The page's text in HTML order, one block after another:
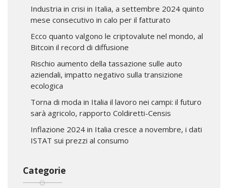
Industria in crisi in Italia, a settembre 2024 quinto
mese consecutivo in calo per il fatturato
Ecco quanto valgono le criptovalute nel mondo, al
Bitcoin il record di diffusione
Rischio aumento della tassazione sulle auto
aziendali, impatto negativo sulla transizione
ecologica
Torna di moda in Italia il lavoro nei campi: il futuro
sarà agricolo, rapporto Coldiretti-Censis
Inflazione 2024 in Italia cresce a novembre, i dati
ISTAT sui prezzi al consumo
Categorie